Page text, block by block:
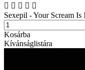
Sexepil - Your Scream
Kosárba
Kívánságlistára